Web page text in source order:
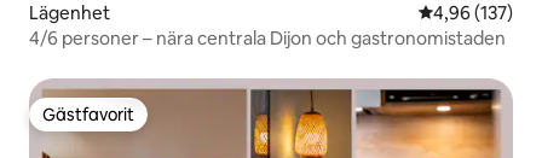
Lägenhet 4,96 av 5 i
4,96 (137)
4/6 personer – nära centrala Dijon och gastronomistaden
Gästfavorit
Gästfavorit